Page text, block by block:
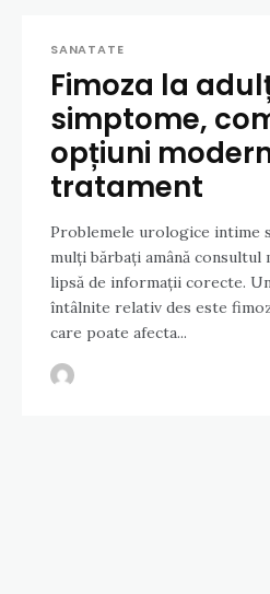
SANATATE
Fimoza la
simptome,
opțiuni
tratament
Problemele urologice intime
mulți bărbați amână consultul
lipsă de informații corecte.
întâlnite relativ des este
care poate afecta...